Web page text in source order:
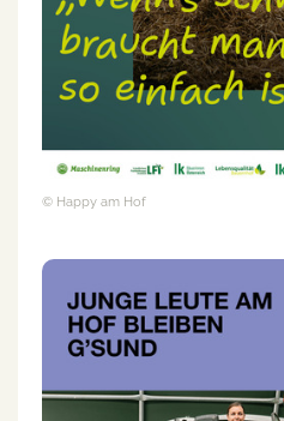
© Happy am Hof